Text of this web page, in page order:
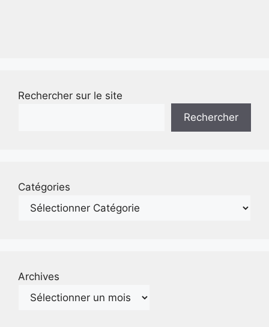
Rechercher sur le site
Rechercher
Catégories
Archives